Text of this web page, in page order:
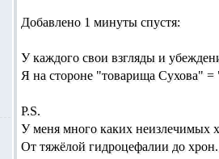
Добавлено 1 минуты спустя:
У каждого свои взгляды и
Я на стороне "товарища Сухова"
P.S.
У меня много каких неизлечимых
От тяжёлой гидроцефалии до